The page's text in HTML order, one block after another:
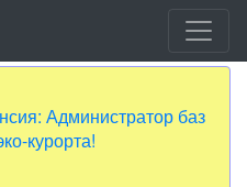
Администратор баз
курорта!